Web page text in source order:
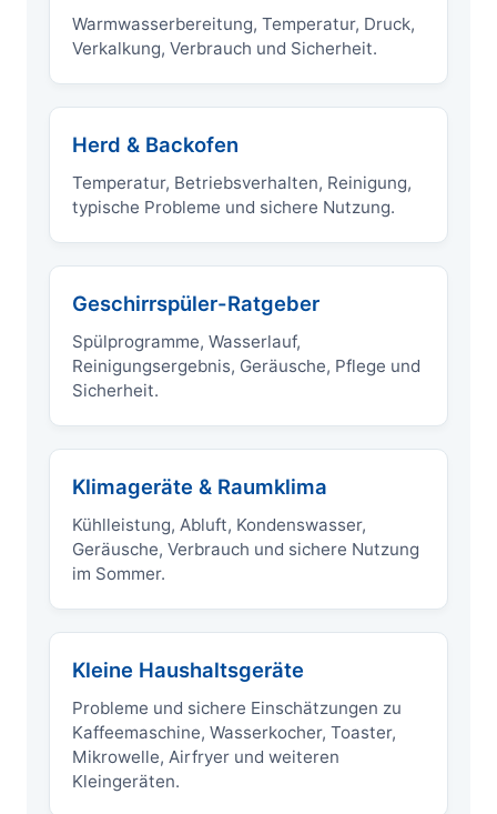
Warmwasserbereitung, Temperatur, Druck,
Verkalkung, Verbrauch und Sicherheit.
Herd & Backofen
Temperatur, Betriebsverhalten, Reinigung,
typische Probleme und sichere Nutzung.
Geschirrspüler-Ratgeber
Spülprogramme, Wasserlauf,
Reinigungsergebnis, Geräusche, Pflege und
Sicherheit.
Klimageräte & Raumklima
Kühlleistung, Abluft, Kondenswasser,
Geräusche, Verbrauch und sichere Nutzung
im Sommer.
Kleine Haushaltsgeräte
Probleme und sichere Einschätzungen zu
Kaffeemaschine, Wasserkocher, Toaster,
Mikrowelle, Airfryer und weiteren
Kleingeräten.